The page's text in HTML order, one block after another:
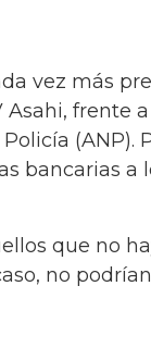
vez más
frente a
(ANP).
bancarias a
que no
no